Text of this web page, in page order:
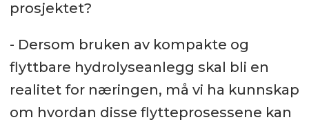
prosjektet?
- Dersom bruken av kompakte og
flyttbare hydrolyseanlegg skal bli en
realitet for næringen, må vi ha kunnskap
om hvordan disse flytteprosessene kan